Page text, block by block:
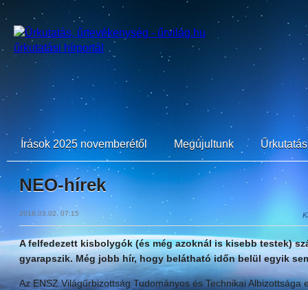
Írások 2025 novemberétől Megújultunk
NEO-hírek
2018.03.02. 07:15
A felfedezett kisbolygók (és még azoknál is kisebb testek)
gyarapszik. Még jobb hír, hogy belátható időn belül egyik
Az ENSZ Világűrbizottság Tudományos és Technikai Albizottsága